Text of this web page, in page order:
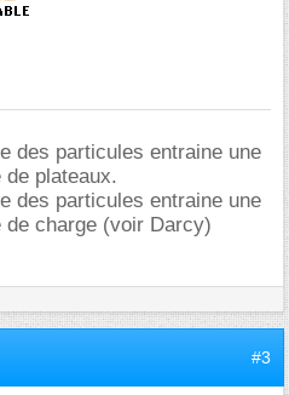
des particules entraine une
de plateaux.
des particules entraine une
de charge (voir Darcy)
#3